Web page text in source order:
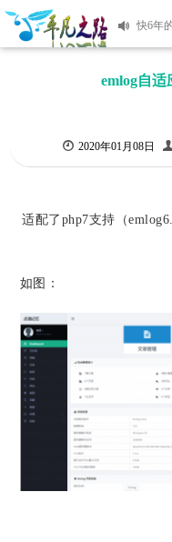
使用微
emlog自适
2020年01月08日
适配了php7支持（
如图：